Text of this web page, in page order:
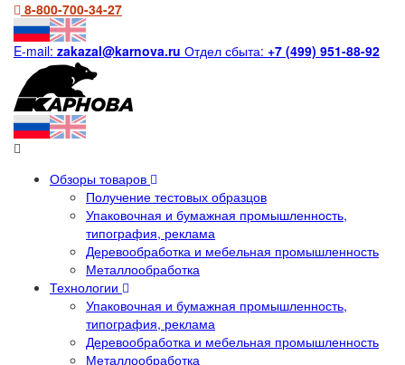
8-800-700-34-27
E-mail: zakazal@karnova.ru Отдел сбыта: +7 (499) 951-88-92
Обзоры товаров
Получение тестовых образцов
Упаковочная и бумажная промышленность,
типография, реклама
Деревообработка и мебельная промышленность
Металлообработка
Технологии
Упаковочная и бумажная промышленность,
типография, реклама
Деревообработка и мебельная промышленность
Металлообработка